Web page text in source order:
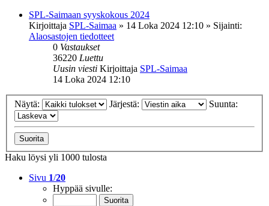
SPL-Saimaan syyskokous 2024
Kirjoittaja SPL-Saimaa » 14 Loka 2024 12:10 » Sijainti:
Alaosastojen tiedotteet
0 Vastaukset
36220 Luettu
Uusin viesti Kirjoittaja SPL-Saimaa
14 Loka 2024 12:10
Näytä: Järjestä: Suunta:
Haku löysi yli 1000 tulosta
Sivu 1/20
Hyppää sivulle: